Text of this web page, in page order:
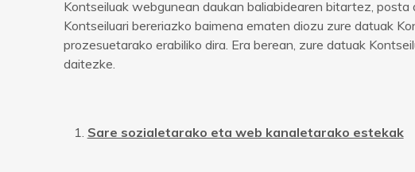
Kontseiluak webgunean daukan baliabidearen bitartez,
Kontseiluari bereriazko baimena ematen diozu zure datuak
prozesuetarako erabiliko dira. Era berean, zure datuak
daitezke.
Sare sozialetarako eta web kanaletarako estekak